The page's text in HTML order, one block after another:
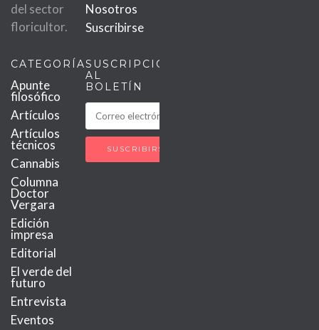
del sector
floricultor.
Nosotros
Suscribirse
CATEGORÍAS
Apunte
filosófico
Artículos
Artículos
técnicos
Cannabis
Columna
Doctor
Vergara
Edición
impresa
Editorial
El verde del
futuro
Entrevista
Eventos
SUSCRIPCIÓN
AL
BOLETÍN